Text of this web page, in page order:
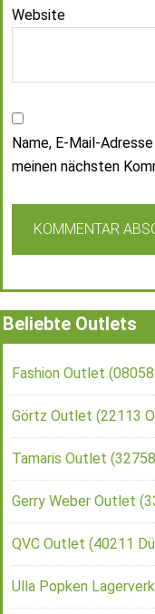
Website
Name, E-Mail-
meinen nächsten
Beliebte Outlets
Fashion Outlet
Görtz Outlet (22113
Tamaris Outlet
Gerry Weber Outlet
QVC Outlet (40211
Ulla Popken